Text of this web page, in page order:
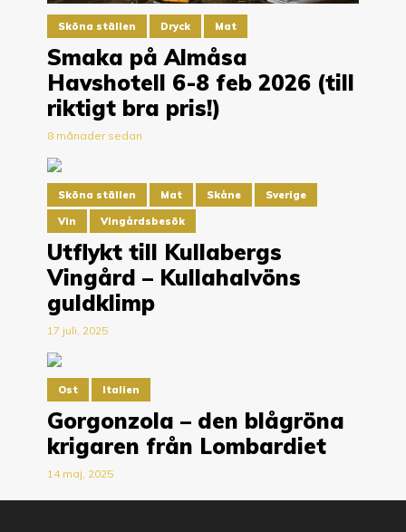
Sköna ställen Dryck Mat
Smaka på Almåsa
Havshotell 6-8 feb 2026 (till
riktigt bra pris!)
8 månader sedan
Sköna ställen Mat Skåne Sverige
Vin Vingårdsbesök
Utflykt till Kullabergs
Vingård – Kullahalvöns
guldklimp
17 juli, 2025
Ost Italien
Gorgonzola – den blågröna
krigaren från Lombardiet
14 maj, 2025